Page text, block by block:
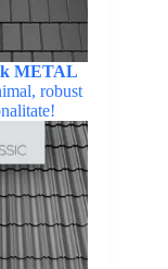
METAL
robust